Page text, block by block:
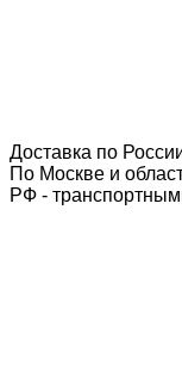
Доставка по
По Москве и
РФ -